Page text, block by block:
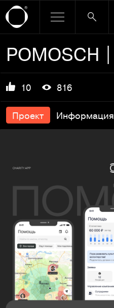
10 816
Проект Информация